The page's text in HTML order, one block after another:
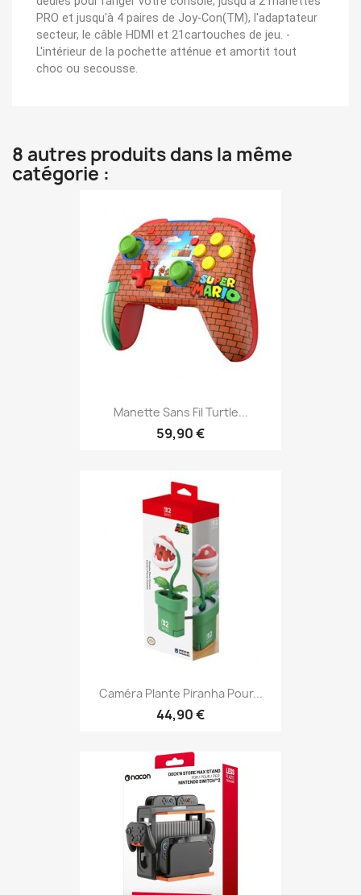
PRO et jusqu'à 4 paires de Joy-Con(TM), l'adaptateur
secteur, le câble HDMI et 21cartouches de jeu. -
L'intérieur de la pochette atténue et amortit tout
choc ou secousse.
8 autres produits dans la même
catégorie :
Manette Sans Fil Turtle...
59,90 €
Caméra Plante Piranha Pour...
44,90 €